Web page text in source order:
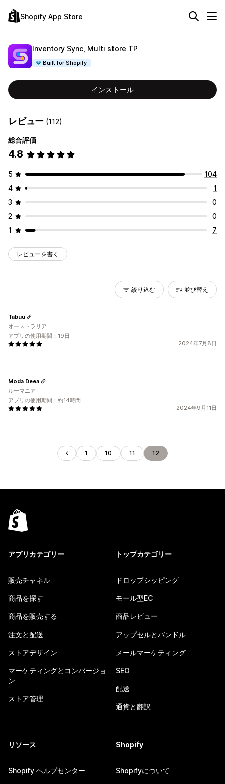
Shopify App Store
Inventory Sync, Multi store TP
Built for Shopify
インストール
レビュー (112)
総合評価
4.8
5
104
4
1
3
0
2
0
1
7
レビューを書く
絞り込む 並び替え
2024年7月8日
Tabuu
オーストラリア
アプリの使用期間：19日
2024年9月11日
Moda Deea
ルーマニア
アプリの使用期間：約14時間
1 10 11 12
アプリカテゴリー
販売チャネル
商品を探す
商品を販売する
注文と配送
ストアデザイン
マーケティングとコンバージョ
ン
ストア管理
トップカテゴリー
ドロップシッピング
モール型EC
商品レビュー
アップセルとバンドル
メールマーケティング
SEO
配送
通貨と翻訳
リソース
Shopify ヘルプセンター
Shopify
Shopifyについて